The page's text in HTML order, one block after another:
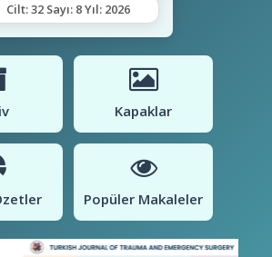
Cilt: 32 Sayı: 8 Yıl: 2026
Kapaklar
Popüler Makaleler